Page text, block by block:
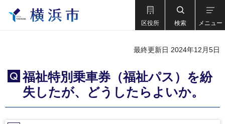
区役所 検索 メニュー
最終更新日 2024年12月5日
Q
福祉特別乗車券（福祉パス）を紛
失したが、どうしたらよいか。